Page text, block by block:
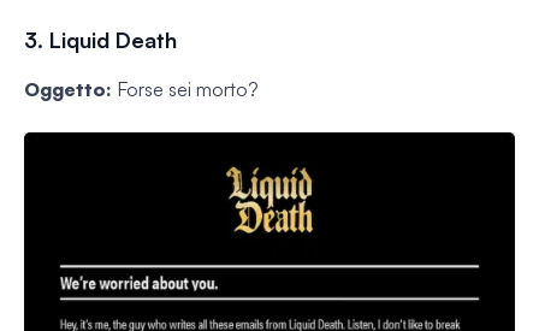
3. Liquid Death
Oggetto: Forse sei morto?